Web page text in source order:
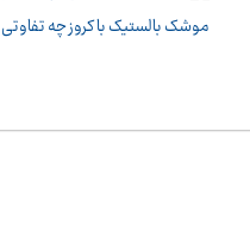
موشک بالستیک با کروز چه تفاوتی